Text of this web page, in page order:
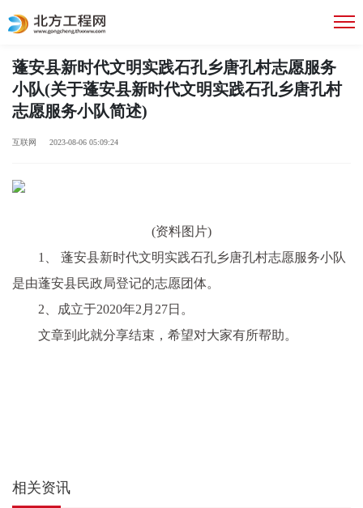
蓬安县新时代文明实践石孔乡唐孔村志愿服务
小队(关于蓬安县新时代文明实践石孔乡唐孔村
志愿服务小队简述)
互联网 2023-08-06 05:09:24
(资料图片)
1、 蓬安县新时代文明实践石孔乡唐孔村志愿服务小队
是由蓬安县民政局登记的志愿团体。
2、成立于2020年2月27日。
文章到此就分享结束，希望对大家有所帮助。
相关资讯